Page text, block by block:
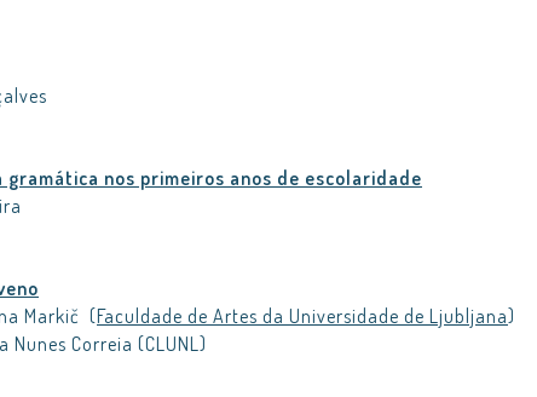
gramática nos primeiros anos de escolaridade
Markič (Faculdade de Artes da Universidade de Ljubljana)
Nunes Correia (CLUNL)